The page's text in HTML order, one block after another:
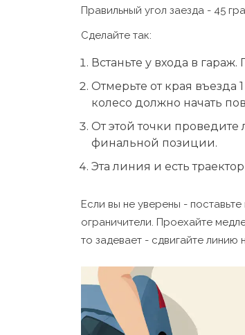
Правильный угол заезда - 45
Сделайте так:
Встаньте у входа в
Отмерьте от края въезда
колесо должно начать
От этой точки проведите
финальной позиции.
Эта линия и есть
Если вы не уверены -
ограничители. Проехайте
то задевает - сдвигайте линию